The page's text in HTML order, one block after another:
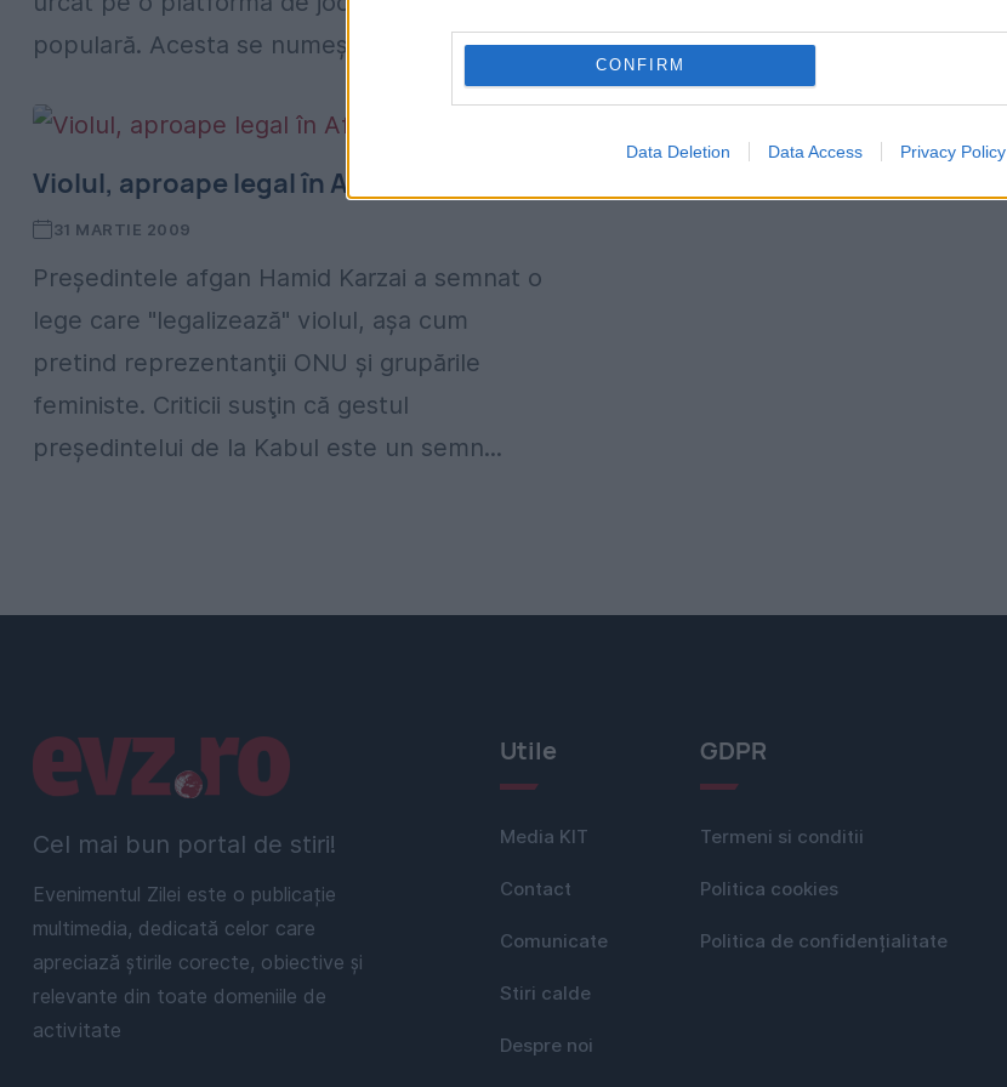
CONFIRM
Data Deletion Data Access Privacy Policy
populară. Acesta se numește „Rape...
Violul, aproape legal în Afganistan
31 MARTIE 2009
Preşedintele afgan Hamid Karzai a semnat o
lege care "legalizează" violul, aşa cum
pretind reprezentanţii ONU şi grupările
feministe. Criticii susţin că gestul
preşedintelui de la Kabul este un semn...
Cel mai bun portal de stiri!
Evenimentul Zilei este o publicație
multimedia, dedicată celor care
apreciază știrile corecte, obiective și
relevante din toate domeniile de
activitate
Linkuri utile Utile
Media KIT
Contact
Comunicate
Stiri calde
Despre noi
GDPR
Termeni si conditii
Politica cookies
Politica de confidențialitate